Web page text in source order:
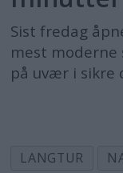
Sist fredag
mest
på uvær i sikre
LANGTUR